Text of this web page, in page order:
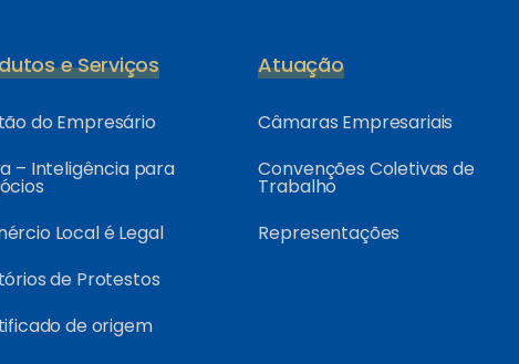
e Serviços
do Empresário
– Inteligência para
Local é Legal
de Protestos
de origem
Atuação
Câmaras Empresariais
Convenções Coletivas de
Trabalho
Representações